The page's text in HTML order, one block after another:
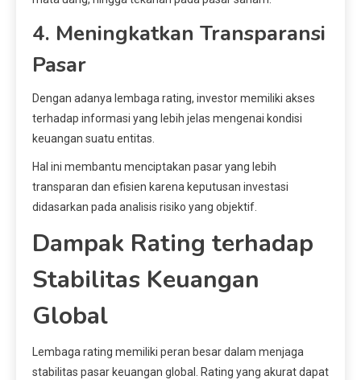
4. Meningkatkan Transparansi
Pasar
Dengan adanya lembaga rating, investor memiliki akses
terhadap informasi yang lebih jelas mengenai kondisi
keuangan suatu entitas.
Hal ini membantu menciptakan pasar yang lebih
transparan dan efisien karena keputusan investasi
didasarkan pada analisis risiko yang objektif.
Dampak Rating terhadap
Stabilitas Keuangan
Global
Lembaga rating memiliki peran besar dalam menjaga
stabilitas pasar keuangan global. Rating yang akurat dapat